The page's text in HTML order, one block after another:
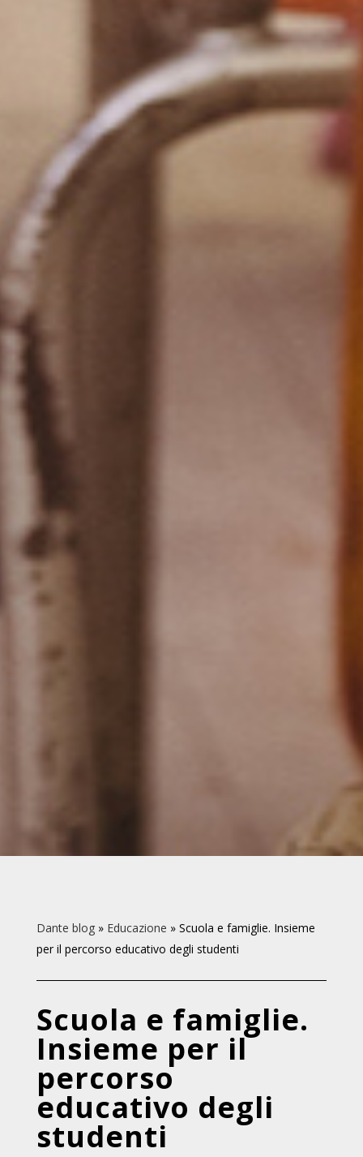
Dante blog» Educazione » Scuola e famiglie. Insieme
per il percorso educativo degli studenti
Scuola e famiglie.
Insieme per il
percorso
educativo degli
studenti